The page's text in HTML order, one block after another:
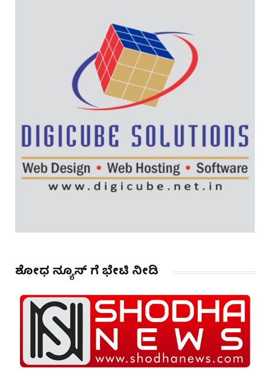
ಶೋಧ ನ್ಯೂಸ್ ಗೆ ಭೇಟಿ ನೀಡಿ